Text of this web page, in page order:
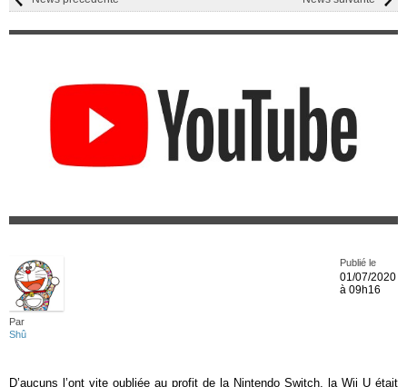
Par
Shû
Publié le
01/07/2020
à 09h16
D’aucuns l’ont vite oubliée au profit de la Nintendo Switch, la Wii U était